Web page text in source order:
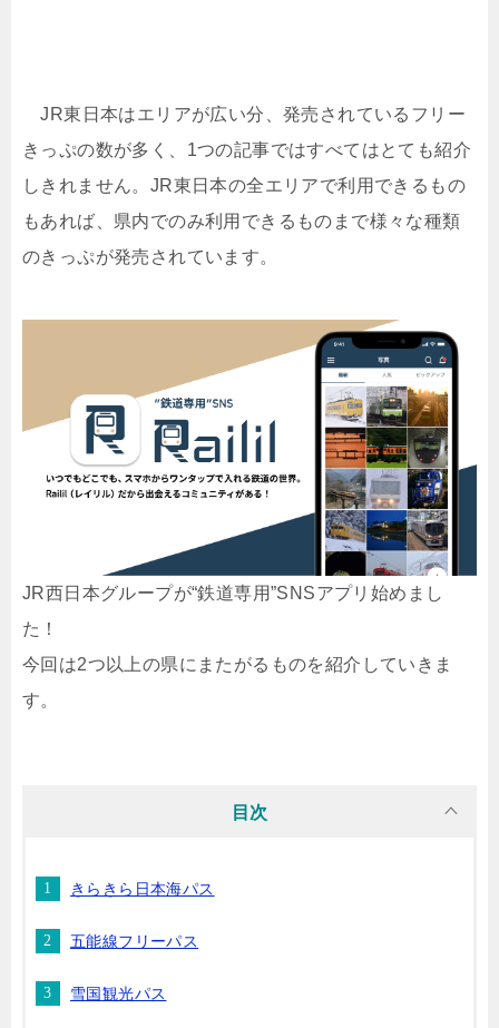
JR東日本はエリアが広い分、発売されているフリー
きっぷの数が多く、1つの記事ではすべてはとても紹介
しきれません。JR東日本の全エリアで利用できるもの
もあれば、県内でのみ利用できるものまで様々な種類
のきっぷが発売されています。
JR西日本グループが“鉄道専用”SNSアプリ始めまし
た！
今回は2つ以上の県にまたがるものを紹介していきま
す。
目次
きらきら日本海パス
五能線フリーパス
雪国観光パス